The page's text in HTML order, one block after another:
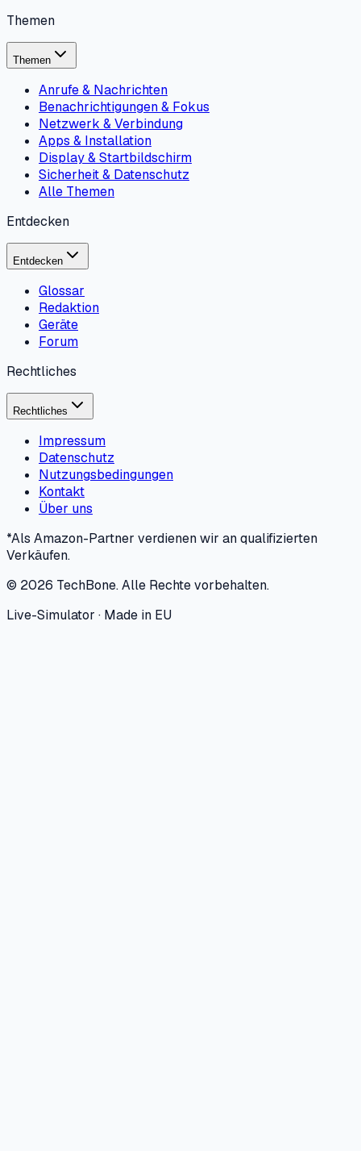
Themen
Themen
Anrufe & Nachrichten
Benachrichtigungen & Fokus
Netzwerk & Verbindung
Apps & Installation
Display & Startbildschirm
Sicherheit & Datenschutz
Alle Themen
Entdecken
Entdecken
Glossar
Redaktion
Geräte
Forum
Rechtliches
Rechtliches
Impressum
Datenschutz
Nutzungsbedingungen
Kontakt
Über uns
*Als Amazon-Partner verdienen wir an qualifizierten
Verkäufen.
© 2026 TechBone.Alle Rechte vorbehalten.
Live-Simulator · Made in EU